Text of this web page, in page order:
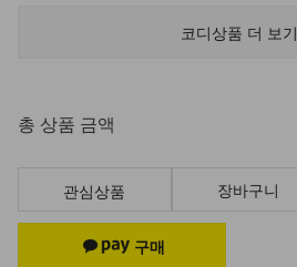
7%
NKA62-BS-1/리오라 네트 숄더백
NKA62-BS-11/아망드 라탄 숄더백
21,900
코디상품 더 보기
총 상품 금액
관심상품 장바구니